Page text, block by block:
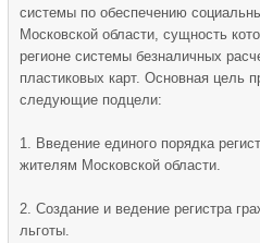
системы по обеспечению
Московской области, сущность
регионе системы безналичных
пластиковых карт. Основная цель
следующие подцели:
1. Введение единого порядка
жителям Московской области.
2. Создание и ведение регистра
льготы.